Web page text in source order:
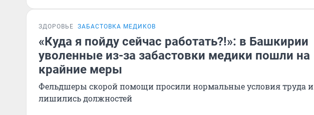
ЗДОРОВЬЕ ЗАБАСТОВКА МЕДИКОВ
«Куда я пойду сейчас работать?!»: в Башкирии
уволенные из-за забастовки медики пошли на
крайние меры
Фельдшеры скорой помощи просили нормальные условия труда и
лишились должностей